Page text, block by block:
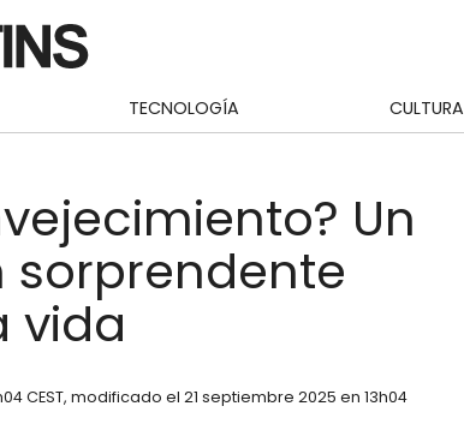
TECNOLOGÍA CULTURA
Un
vida
CEST, modificado el 21 septiembre 2025 en 13h04